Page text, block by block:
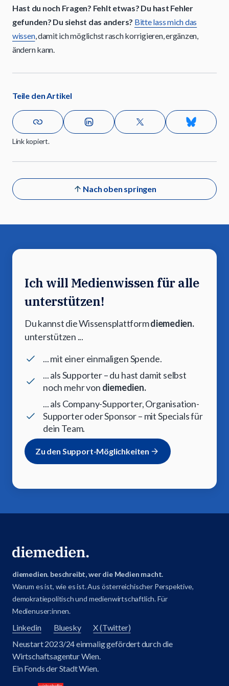
Hast du noch Fragen? Fehlt etwas? Du hast Fehler
gefunden? Du siehst das anders? Bitte lass mich das
wissen, damit ich möglichst rasch korrigieren, ergänzen,
ändern kann.
Teile den Artikel
Link kopiert.
Nach oben springen
Ich will Medienwissen für alle
unterstützen!
Du kannst die Wissensplattformdiemedien.
unterstützen ...
... mit einer einmaligen Spende.
... als Supporter – du hast damit selbst
noch mehr von diemedien.
... als Company-Supporter, Organisation-
Supporter oder Sponsor – mit Specials für
dein Team.
Zu den Support-Möglichkeiten
diemedien. beschreibt, wer die Medien macht.
Warum es ist, wie es ist. Aus österreichischer Perspektive,
demokratiepolitisch und medienwirtschaftlich. Für
Medienuser:innen.
Linkedin Bluesky
X (Twitter)
Neustart 2023/24 einmalig gefördert durch die
Wirtschaftsagentur Wien.
Ein Fonds der Stadt Wien.